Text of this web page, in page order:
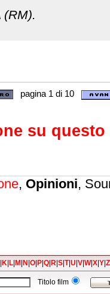
(RM).
pagina 1 di 10
su
, Opinioni,
|K|L|M|N|O|P|Q|R|S|T|U|V|W|X|Y|Z
Titolo film